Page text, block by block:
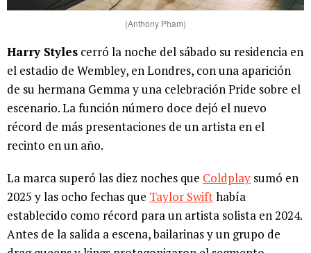
(Anthony Pham)
Harry Styles cerró la noche del sábado su residencia en
el estadio de Wembley, en Londres, con una aparición
de su hermana Gemma y una celebración Pride sobre el
escenario. La función número doce dejó el nuevo
récord de más presentaciones de un artista en el
recinto en un año.
La marca superó las diez noches que Coldplay sumó en
2025 y las ocho fechas que Taylor Swifthabía
establecido como récord para un artista solista en 2024.
Antes de la salida a escena, bailarinas y un grupo de